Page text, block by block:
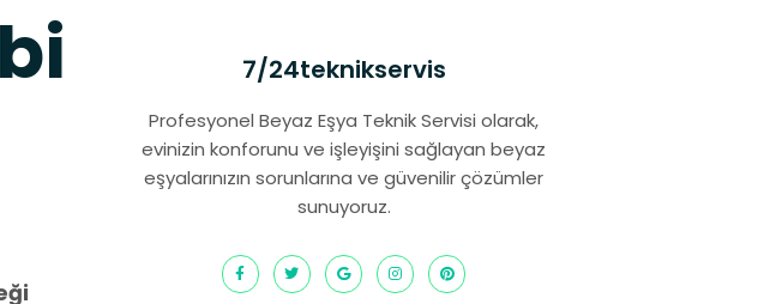
7/24teknikservis
Profesyonel Beyaz Eşya Teknik Servisi olarak,
evinizin konforunu ve işleyişini sağlayan beyaz
eşyalarınızın sorunlarına ve güvenilir çözümler
sunuyoruz.